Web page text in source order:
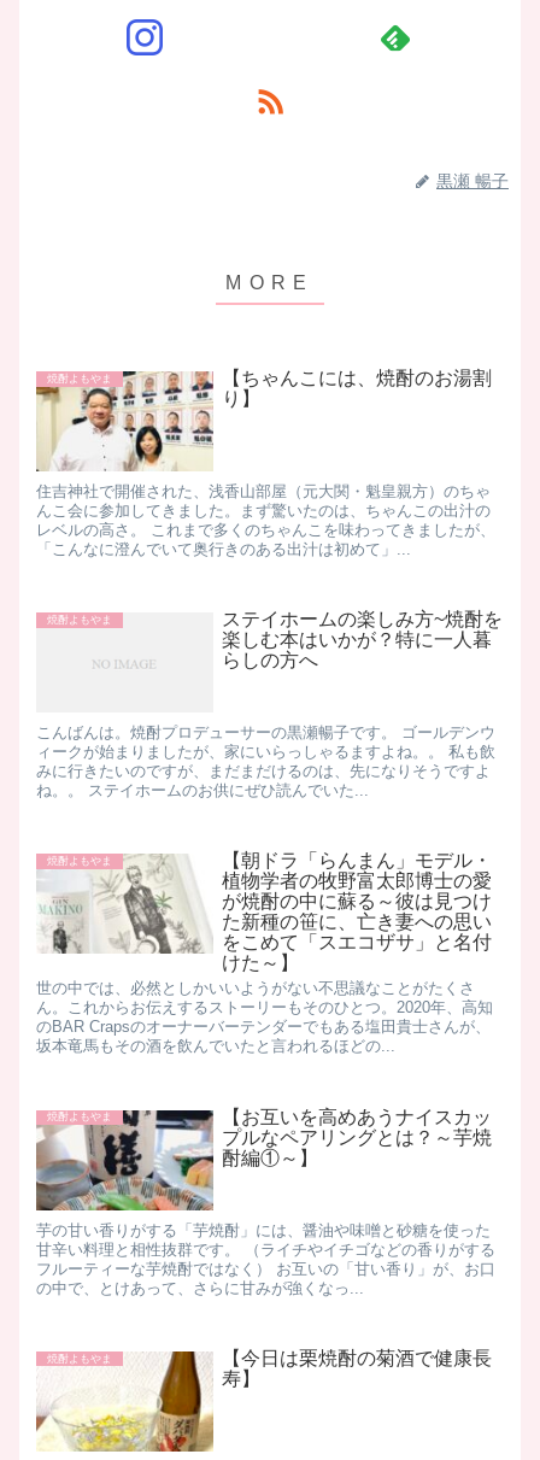
黒瀬 暢子
焼酎よもやま
【ちゃんこには、焼酎のお湯割
り】
住吉神社で開催された、浅香山部屋（元大関・魁皇親方）のちゃ
んこ会に参加してきました。 ​まず驚いたのは、ちゃんこの出汁の
レベルの高さ。 これまで多くのちゃんこを味わってきましたが、
「こんなに澄んでいて奥行きのある出汁は初めて」...
焼酎よもやま
ステイホームの楽しみ方~焼酎を
楽しむ本はいかが？特に一人暮
らしの方へ
こんばんは。焼酎プロデューサーの黒瀬暢子です。 ゴールデンウ
ィークが始まりましたが、家にいらっしゃるますよね。。 私も飲
みに行きたいのですが、まだまだけるのは、先になりそうですよ
ね。。 ステイホームのお供にぜひ読んでいた...
焼酎よもやま
【朝ドラ「らんまん」モデル・
植物学者の牧野富太郎博士の愛
が焼酎の中に蘇る～彼は見つけ
た新種の笹に、亡き妻への思い
をこめて「スエコザサ」と名付
けた～】
世の中では、必然としかいいようがない不思議なことがたくさ
ん。これからお伝えするストーリーもそのひとつ。 ​2020年、高知
のBAR Crapsのオーナーバーテンダーでもある塩田貴士さんが、
坂本竜馬もその酒を飲んでいたと言われるほどの...
焼酎よもやま
【お互いを高めあうナイスカッ
プルなペアリングとは？～芋焼
酎編①～】
芋の甘い香りがする「芋焼酎」には、醤油や味噌と砂糖を使った
甘辛い料理と相性抜群です。 （ライチやイチゴなどの香りがする
フルーティーな芋焼酎ではなく） お互いの「甘い香り」が、お口
の中で、とけあって、さらに甘みが強くなっ...
焼酎よもやま
【今日は栗焼酎の菊酒で健康長
寿】